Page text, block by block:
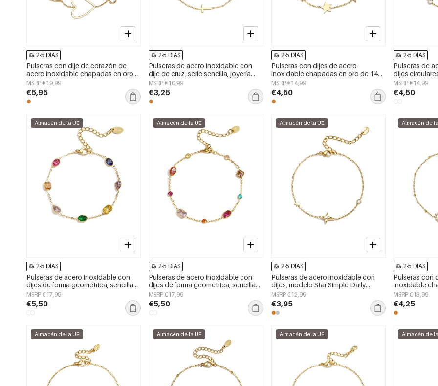
2-5 DÍAS
Pulseras con dije de corazón de
acero inoxidable chapadas en oro
de 14 quilates, serie sencilla para el
día a día, joyería para mujer
MSRP €19,99
€5,95
2-5 DÍAS
Pulseras de acero inoxidable con
dije de cruz, serie sencilla, joyería
para mujer
MSRP €10,99
€3,25
2-5 DÍAS
Pulseras con dijes de acero
inoxidable chapadas en oro de 14
quilates, serie Star Daily Simple,
joyería para mujer
MSRP €14,99
€4,50
2-5 DÍAS
Pulseras de
dijes
Daily Simple,
MSRP €14,99
€4,50
Almacén de la UE
2-5 DÍAS
Pulseras de acero inoxidable con
dijes de forma geométrica, sencillas,
de la serie Daily Simple, joyería para
mujer.
MSRP €17,99
€5,50
Almacén de la UE
2-5 DÍAS
Pulseras de acero inoxidable con
dijes de forma geométrica, sencillas,
de la serie Daily Simple, joyería para
mujer.
MSRP €17,99
€5,50
Almacén de la UE
2-5 DÍAS
Pulseras de acero inoxidable con
dijes, modelo Star Simple Daily
Simple Series, joyería para mujer
MSRP €12,99
€3,95
Almacén de
2-5 DÍAS
Pulseras con
inoxidable
quilates,
sencillo para
Joyería para
MSRP €13,99
€4,25
Almacén de la UE Almacén de la UE Almacén de la UE Almacén de